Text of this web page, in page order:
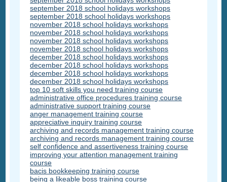
september 2018 school holidays workshops
september 2018 school holidays workshops
november 2018 school holidays workshops
november 2018 school holidays workshops
november 2018 school holidays workshops
november 2018 school holidays workshops
december 2018 school holidays workshops
december 2018 school holidays workshops
december 2018 school holidays workshops
december 2018 school holidays workshops
top 10 soft skills you need training course
administrative office procedures training course
administrative support training course
anger management training course
appreciative inquiry training course
archiving and records management training course
archiving and records management training course
self confidence and assertiveness training course
improving your attention management training
course
bacis bookkeeping training course
being a likeable boss training course